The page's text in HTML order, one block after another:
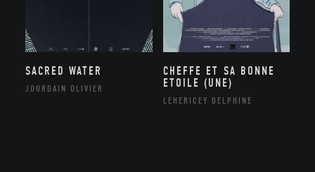
SACRED WATER
JOURDAIN OLIVIER
CHEFFE ET SA BONNE
ETOILE (UNE)
LEHERICEY DELPHINE